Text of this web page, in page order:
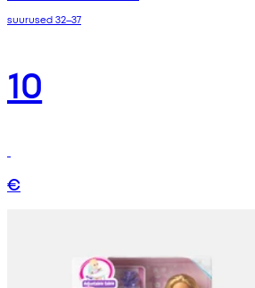
suurused 32–37
10
€